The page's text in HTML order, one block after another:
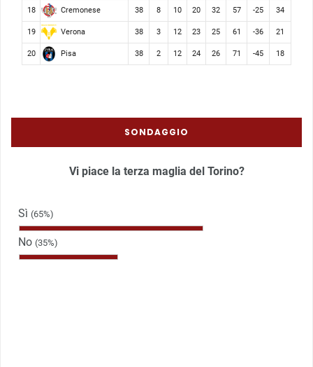
18 Cremonese 38 8 10 20 32 57 -25 34
19 Verona 38 3 12 23 25 61 -36 21
20 Pisa 38 2 12 24 26 71 -45 18
SONDAGGIO
Vi piace la terza maglia del Torino?
Sì (65%)
No (35%)